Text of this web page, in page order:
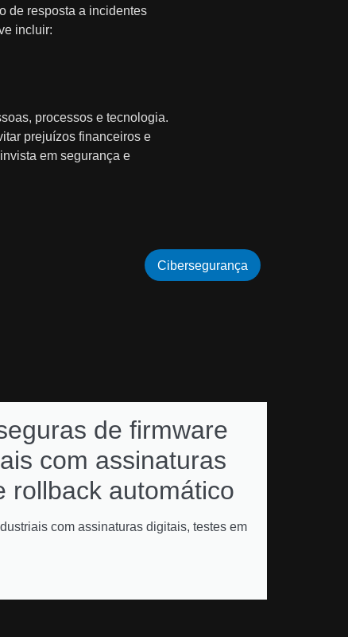
de resposta a incidentes
incluir:
processos e tecnologia.
prejuízos financeiros e
em segurança e
de firmware
com assinaturas
rollback automático
com assinaturas digitais, testes em
Cibersegurança